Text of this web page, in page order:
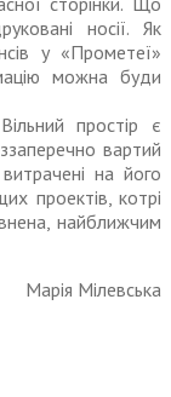
носії. Як
у «Прометеї»
можна буди
простір є
вартий
на його
проектів, котрі
найближчим
Марія Мілевська